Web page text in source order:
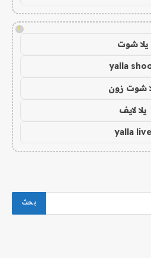
!
يلا شوت
yalla
شوت زون
يلا لايف
yalla live